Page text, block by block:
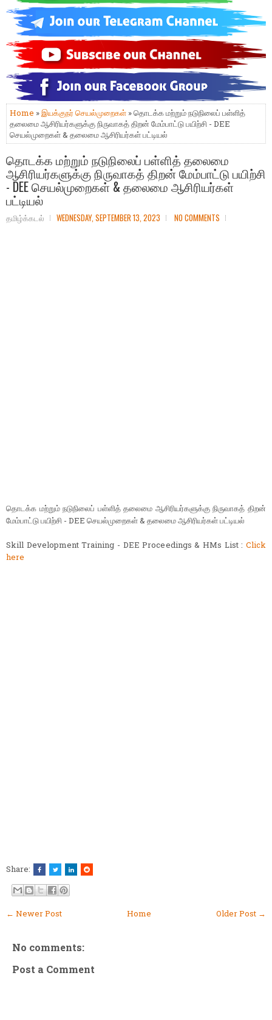
Home »இயக்குநர் செயல்முறைகள் » தொடக்க மற்றும் நடுநிலைப் பள்ளித்
தலைமை ஆசிரியர்களுக்கு நிருவாகத் திறன் மேம்பாட்டு பயிற்சி - DEE
செயல்முறைகள் & தலைமை ஆசிரியர்கள் பட்டியல்
தொடக்க மற்றும் நடுநிலைப் பள்ளித் தலைமை
ஆசிரியர்களுக்கு நிருவாகத் திறன் மேம்பாட்டு பயிற்சி
- DEE செயல்முறைகள் & தலைமை ஆசிரியர்கள்
பட்டியல்
தமிழ்க்கடல் WEDNESDAY, SEPTEMBER 13, 2023 NO COMMENTS
தொடக்க மற்றும் நடுநிலைப் பள்ளித் தலைமை ஆசிரியர்களுக்கு நிருவாகத் திறன்
மேம்பாட்டு பயிற்சி - DEE செயல்முறைகள் & தலைமை ஆசிரியர்கள் பட்டியல்
Skill Development Training - DEE Proceedings & HMs List : Click
here
Share:
← Newer Post Older Post →
Home
No comments:
Post a Comment